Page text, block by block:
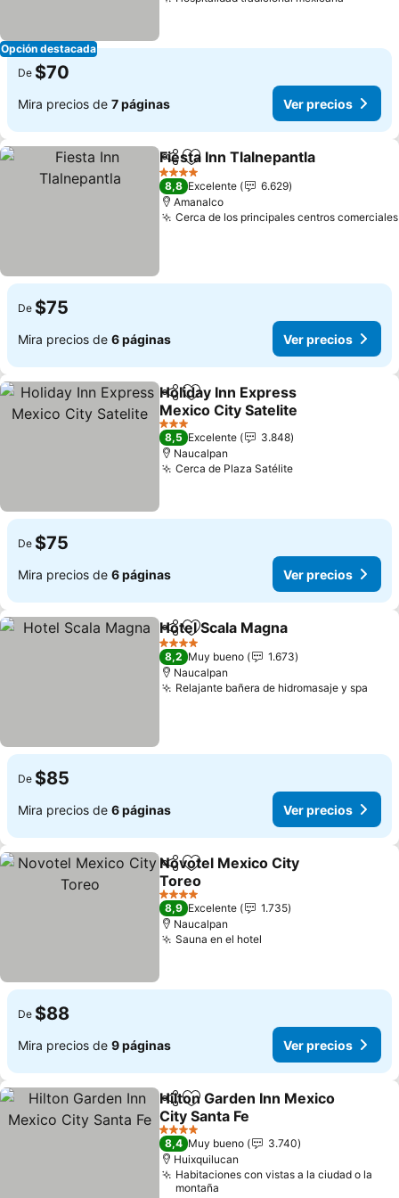
Opción destacada
De $70
Mira precios de 7 páginas Ver precios
CompartirAgregar a favoritos
Fiesta Inn Tlalnepantla
4 Estrellas
8,8 Excelente
6.629
Amanalco
Cerca de los principales centros comerciales
De $75
Mira precios de 6 páginas Ver precios
CompartirAgregar a favoritos
Holiday Inn Express
Mexico City Satelite
3 Estrellas
8,5 Excelente
3.848
Naucalpan
Cerca de Plaza Satélite
De $75
Mira precios de 6 páginas Ver precios
CompartirAgregar a favoritos
Hotel Scala Magna
4 Estrellas
8,2 Muy bueno
1.673
Naucalpan
Relajante bañera de hidromasaje y spa
De $85
Mira precios de 6 páginas Ver precios
CompartirAgregar a favoritos
Novotel Mexico City
Toreo
4 Estrellas
8,9 Excelente
1.735
Naucalpan
Sauna en el hotel
De $88
Mira precios de 9 páginas Ver precios
CompartirAgregar a favoritos
Hilton Garden Inn Mexico
City Santa Fe
4 Estrellas
8,4 Muy bueno
3.740
Huixquilucan
Habitaciones con vistas a la ciudad o la
montaña